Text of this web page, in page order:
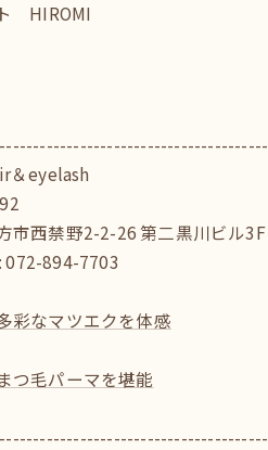
HIROMI
＆eyelash
市西禁野2-2-26 第二黒川ビル3F
072-894-7703
彩なマツエクを体感
つ毛パーマを堪能